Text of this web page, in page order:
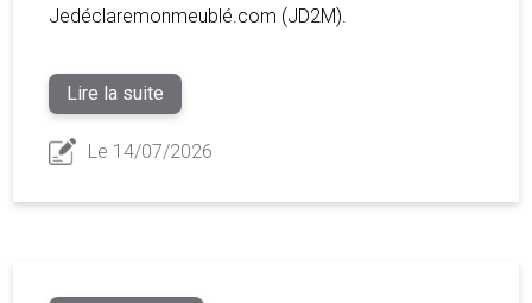
Jedéclaremonmeublé.com (JD2M).
Lire la suite
Le 14/07/2026